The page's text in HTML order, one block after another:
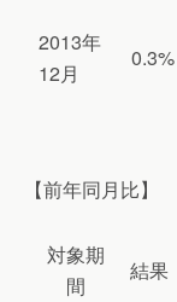
2013年
12月
0.3%
【前年同月比】
対象期
間
結果